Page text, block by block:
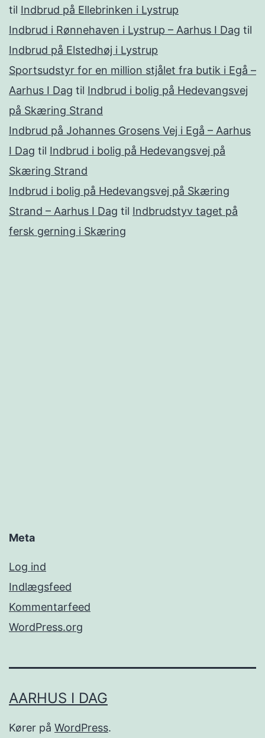
til Indbrud på Ellebrinken i Lystrup
Indbrud i Rønnehaven i Lystrup – Aarhus I Dag til
Indbrud på Elstedhøj i Lystrup
Sportsudstyr for en million stjålet fra butik i Egå –
Aarhus I Dag til Indbrud i bolig på Hedevangsvej
på Skæring Strand
Indbrud på Johannes Grosens Vej i Egå – Aarhus
I Dag til Indbrud i bolig på Hedevangsvej på
Skæring Strand
Indbrud i bolig på Hedevangsvej på Skæring
Strand – Aarhus I Dag til Indbrudstyv taget på
fersk gerning i Skæring
Meta
Log ind
Indlægsfeed
Kommentarfeed
WordPress.org
AARHUS I DAG
Kører på WordPress.